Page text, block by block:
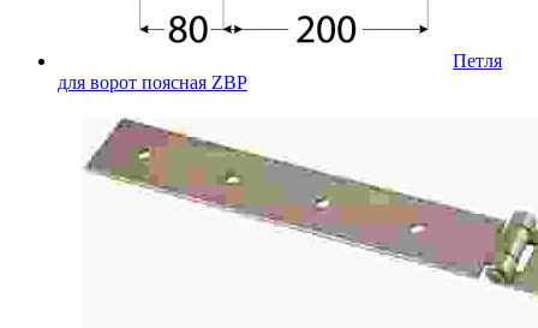
Петля
для ворот поясная ZBP